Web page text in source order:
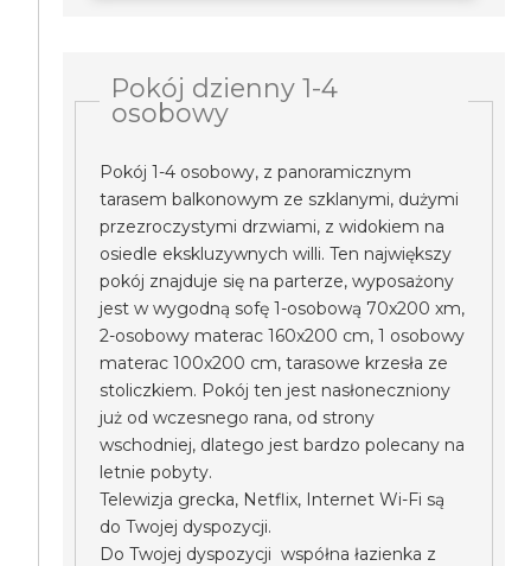
Pokój dzienny 1-4
osobowy
Pokój 1-4 osobowy, z panoramicznym
tarasem balkonowym ze szklanymi, dużymi
przezroczystymi drzwiami, z widokiem na
osiedle ekskluzywnych willi. Ten największy
pokój znajduje się na parterze, wyposażony
jest w wygodną sofę 1-osobową 70x200 xm,
2-osobowy materac 160x200 cm, 1 osobowy
materac 100x200 cm, tarasowe krzesła ze
stoliczkiem. Pokój ten jest nasłoneczniony
już od wczesnego rana, od strony
wschodniej, dlatego jest bardzo polecany na
letnie pobyty.
Telewizja grecka, Netflix, Internet Wi-Fi są
do Twojej dyspozycji.
Do Twojej dyspozycji współna łazienka z